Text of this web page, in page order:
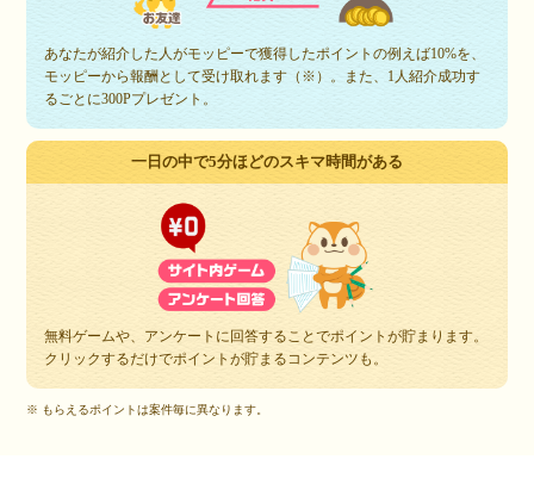
あなたが紹介した人がモッピーで獲得したポイントの例えば10%を、
モッピーから報酬として受け取れます（※）。また、1人紹介成功す
るごとに300Pプレゼント。
一日の中で5分ほどのスキマ時間がある
無料ゲームや、アンケートに回答することでポイントが貯まります。
クリックするだけでポイントが貯まるコンテンツも。
※ もらえるポイントは案件毎に異なります。